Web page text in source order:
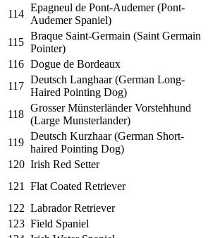
114
Epagneul de Pont-Audemer (Pont-
Audemer Spaniel)
115
Braque Saint-Germain (Saint Germain
Pointer)
116 Dogue de Bordeaux
117
Deutsch Langhaar (German Long-
Haired Pointing Dog)
118
Grosser Münsterländer Vorstehhund
(Large Munsterlander)
119
Deutsch Kurzhaar (German Short-
haired Pointing Dog)
120 Irish Red Setter
121
Flat Coated Retriever
122 Labrador Retriever
123 Field Spaniel